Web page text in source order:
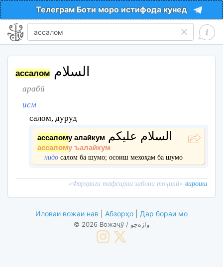
Телеграм Боти моро истифода кунед
ассалом السلام
арабӣ
исм
салом, дуруд
ассалому алайкум السلام علیکم
ассалому ъалайкум
нидо салом ба шумо; осоиш мехоҳам ба шумо
«Фарҳанги тафсирии забони тоҷикӣ» вироиш
Иловаи вожаи нав Абзорҳо Дар бораи мо
© 2026 Вожаҷӯ / واژه‌جو